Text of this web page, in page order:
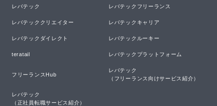
レバテック レバテックフリーランス
レバテッククリエイター レバテックキャリア
レバテックダイレクト レバテックルーキー
teratail レバテックプラットフォーム
フリーランスHub
レバテック
（フリーランス向けサービス紹介）
レバテック
（正社員転職サービス紹介）